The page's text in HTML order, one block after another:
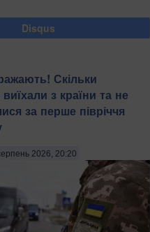
Disqus
Скільки
виїхали з країни та не
за перше півріччя
2026, 20:20